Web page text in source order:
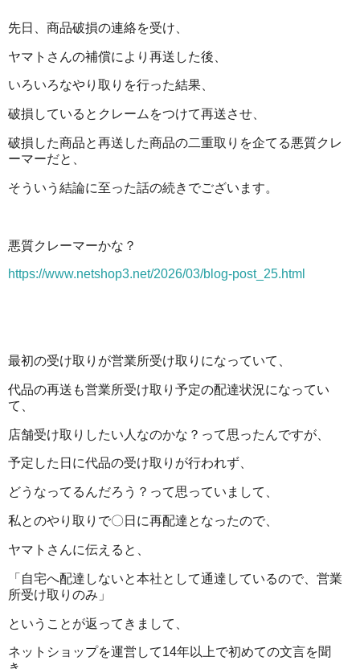
先日、商品破損の連絡を受け、
ヤマトさんの補償により再送した後、
いろいろなやり取りを行った結果、
破損しているとクレームをつけて再送させ、
破損した商品と再送した商品の二重取りを企てる悪質クレ
ーマーだと、
そういう結論に至った話の続きでございます。
悪質クレーマーかな？
https://www.netshop3.net/2026/03/blog-post_25.html
最初の受け取りが営業所受け取りになっていて、
代品の再送も営業所受け取り予定の配達状況になってい
て、
店舗受け取りしたい人なのかな？って思ったんですが、
予定した日に代品の受け取りが行われず、
どうなってるんだろう？って思っていまして、
私とのやり取りで〇日に再配達となったので、
ヤマトさんに伝えると、
「自宅へ配達しないと本社として通達しているので、営業
所受け取りのみ」
ということが返ってきまして、
ネットショップを運営して14年以上で初めての文言を聞